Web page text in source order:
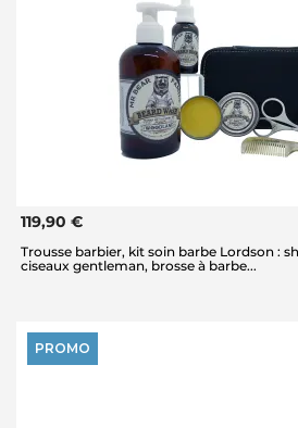
119,90 €
Trousse barbier, kit soin barbe Lordson :
ciseaux gentleman, brosse à barbe...
PROMO